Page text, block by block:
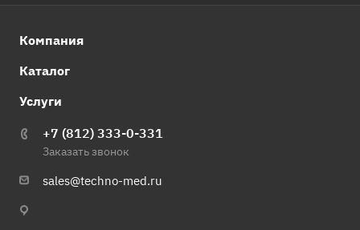
Компания
Каталог
Услуги
+7 (812) 333-0-331
Заказать звонок
sales@techno-med.ru